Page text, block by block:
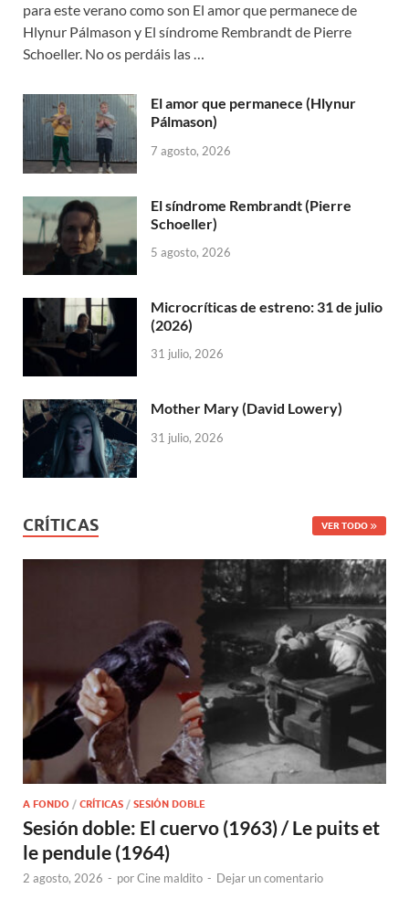
para este verano como son El amor que permanece de
Hlynur Pálmason y El síndrome Rembrandt de Pierre
Schoeller. No os perdáis las …
El amor que permanece (Hlynur
Pálmason)
7 agosto, 2026
El síndrome Rembrandt (Pierre
Schoeller)
5 agosto, 2026
Microcríticas de estreno: 31 de julio
(2026)
31 julio, 2026
Mother Mary (David Lowery)
31 julio, 2026
CRÍTICAS VER TODO
A FONDO / CRÍTICAS / SESIÓN DOBLE
Sesión doble: El cuervo (1963) / Le puits et
le pendule (1964)
2 agosto, 2026 - porCine maldito - Dejar un comentario